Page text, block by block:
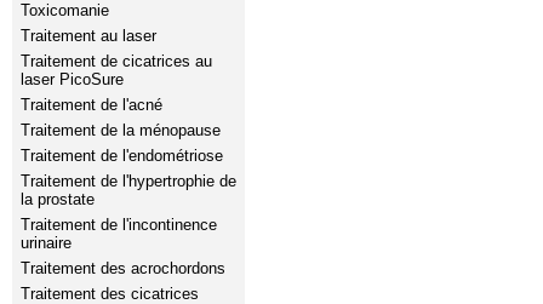
Toxicomanie
Traitement au laser
Traitement de cicatrices au
laser PicoSure
Traitement de l'acné
Traitement de la ménopause
Traitement de l'endométriose
Traitement de l'hypertrophie de
la prostate
Traitement de l'incontinence
urinaire
Traitement des acrochordons
Traitement des cicatrices